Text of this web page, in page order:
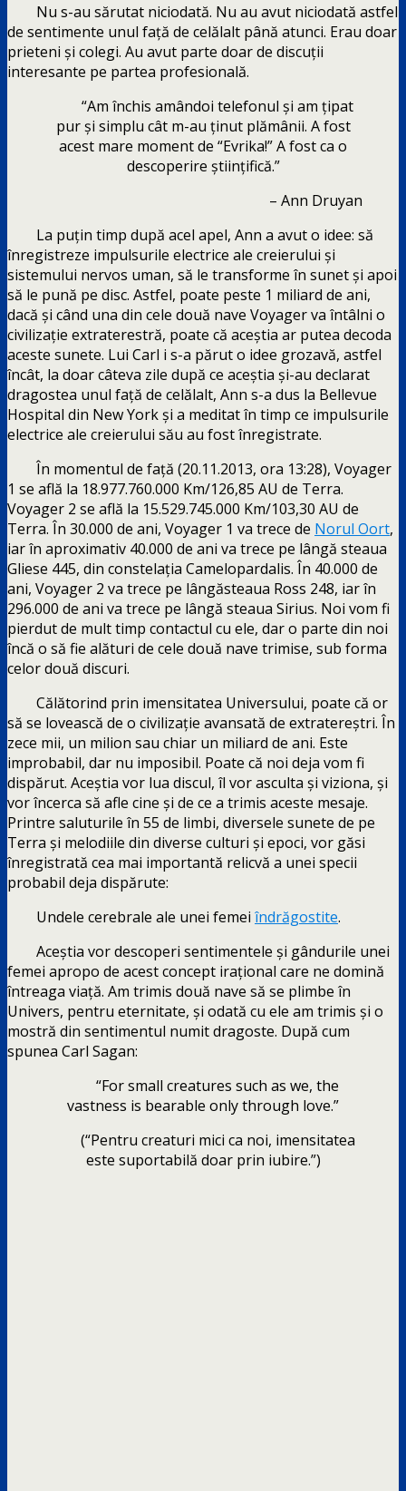
Nu s-au sărutat niciodată. Nu au avut niciodată astfel
de sentimente unul față de celălalt până atunci. Erau doar
prieteni și colegi. Au avut parte doar de discuții
interesante pe partea profesională.
“Am închis amândoi telefonul și am țipat
pur și simplu cât m-au ținut plămânii. A fost
acest mare moment de “Evrika!” A fost ca o
descoperire științifică.”
– Ann Druyan
La puțin timp după acel apel, Ann a avut o idee: să
înregistreze impulsurile electrice ale creierului și
sistemului nervos uman, să le transforme în sunet și apoi
să le pună pe disc. Astfel, poate peste 1 miliard de ani,
dacă și când una din cele două nave Voyager va întâlni o
civilizație extraterestră, poate că aceștia ar putea decoda
aceste sunete. Lui Carl i s-a părut o idee grozavă, astfel
încât, la doar câteva zile după ce aceștia și-au declarat
dragostea unul față de celălalt, Ann s-a dus la Bellevue
Hospital din New York și a meditat în timp ce impulsurile
electrice ale creierului său au fost înregistrate.
În momentul de față (20.11.2013, ora 13:28), Voyager
1 se află la 18.977.760.000 Km/126,85 AU de Terra.
Voyager 2 se află la 15.529.745.000 Km/103,30 AU de
Terra. În 30.000 de ani, Voyager 1 va trece de Norul Oort,
iar în aproximativ 40.000 de ani va trece pe lângă steaua
Gliese 445, din constelația Camelopardalis. În 40.000 de
ani, Voyager 2 va trece pe lângăsteaua Ross 248, iar în
296.000 de ani va trece pe lângă steaua Sirius. Noi vom fi
pierdut de mult timp contactul cu ele, dar o parte din noi
încă o să fie alături de cele două nave trimise, sub forma
celor două discuri.
Călătorind prin imensitatea Universului, poate că or
să se lovească de o civilizație avansată de extratereștri. În
zece mii, un milion sau chiar un miliard de ani. Este
improbabil, dar nu imposibil. Poate că noi deja vom fi
dispărut. Aceștia vor lua discul, îl vor asculta și viziona, și
vor încerca să afle cine și de ce a trimis aceste mesaje.
Printre saluturile în 55 de limbi, diversele sunete de pe
Terra și melodiile din diverse culturi și epoci, vor găsi
înregistrată cea mai importantă relicvă a unei specii
probabil deja dispărute:
Undele cerebrale ale unei femei îndrăgostite.
Aceștia vor descoperi sentimentele și gândurile unei
femei apropo de acest concept irațional care ne domină
întreaga viață. Am trimis două nave să se plimbe în
Univers, pentru eternitate, și odată cu ele am trimis și o
mostră din sentimentul numit dragoste. După cum
spunea Carl Sagan:
“For small creatures such as we, the
vastness is bearable only through love.”
(“Pentru creaturi mici ca noi, imensitatea
este suportabilă doar prin iubire.”)